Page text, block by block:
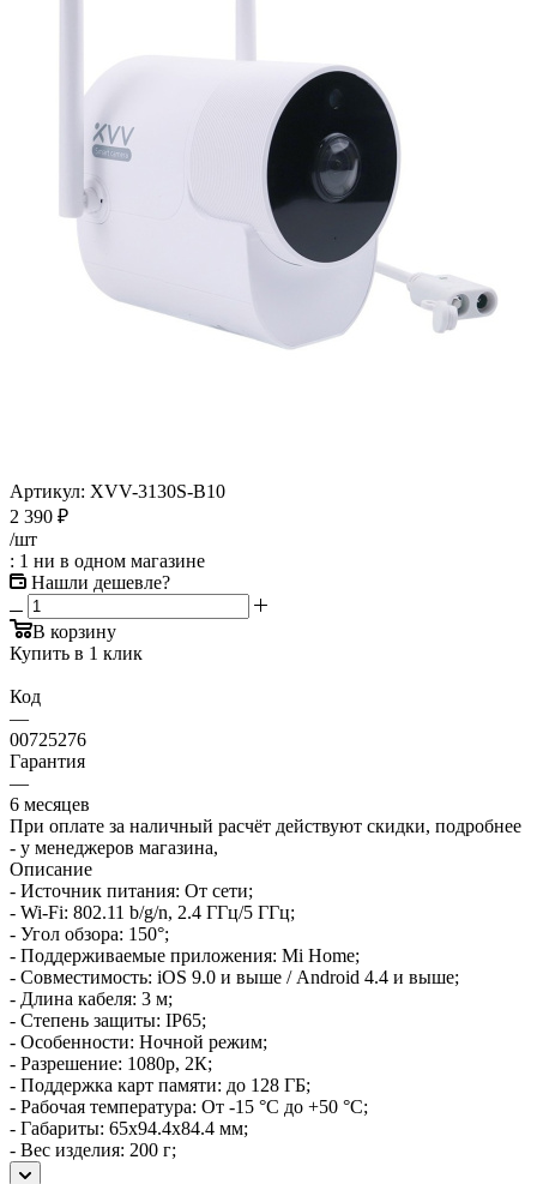
Артикул: XVV-3130S-B10
2 390 ₽
/шт
: 1 ни в одном магазине
Нашли дешевле?
В корзину
Купить в 1 клик
Код
—
00725276
Гарантия
—
6 месяцев
При оплате за наличный расчёт действуют скидки, подробнее
- у менеджеров магазина,
Описание
- Источник питания: От сети;
- Wi-Fi: 802.11 b/g/n, 2.4 ГГц/5 ГГц;
- Угол обзора: 150°;
- Поддерживаемые приложения: Mi Home;
- Совместимость: iOS 9.0 и выше / Android 4.4 и выше;
- Длина кабеля: 3 м;
- Степень защиты: IP65;
- Особенности: Ночной режим;
- Разрешение: 1080p, 2К;
- Поддержка карт памяти: до 128 ГБ;
- Рабочая температура: От -15 °С до +50 °С;
- Габариты: 65x94.4x84.4 мм;
- Вес изделия: 200 г;